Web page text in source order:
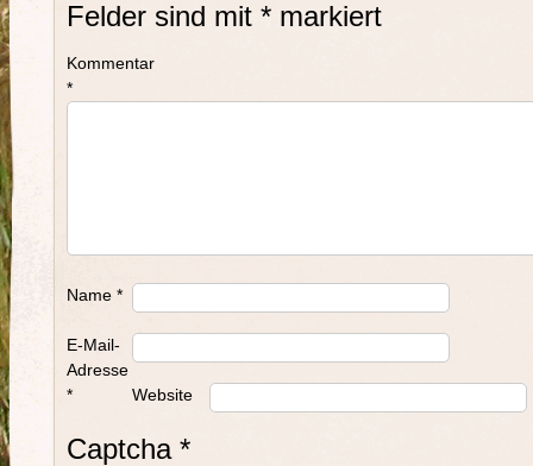
Felder sind mit * markiert
Kommentar
*
Name *
E-Mail-
Adresse
*
Website
Captcha*